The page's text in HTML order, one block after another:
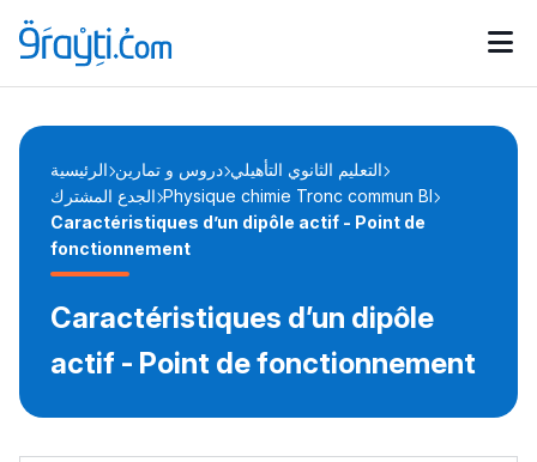
Catégories
d'actualités
Annonces bourses
الرئيسية دروس و تمارين التعليم الثانوي التأهيلي
الجدع المشترك Physique chimie Tronc commun BI
Caractéristiques d’un dipôle actif - Point de
fonctionnement
Caractéristiques d’un dipôle
actif - Point de fonctionnement